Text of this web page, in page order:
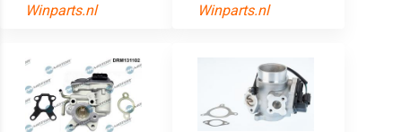
Winparts.nl Winparts.nl